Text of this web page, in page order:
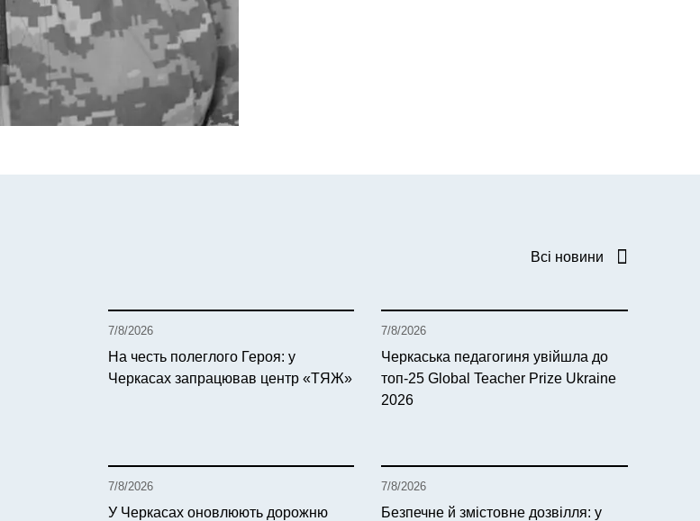
Всі новини
7/8/2026
На честь полеглого Героя: у
Черкасах запрацював центр «ТЯЖ»
7/8/2026
Черкаська педагогиня увійшла до
топ-25 Global Teacher Prize Ukraine
2026
7/8/2026
У Черкасах оновлюють дорожню
7/8/2026
Безпечне й змістовне дозвілля: у